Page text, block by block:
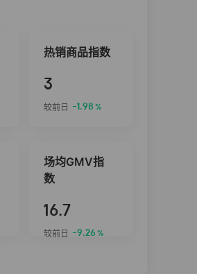
热销商品指数
3
较前日 -1.98 %
场均GMV指
数
16.7
较前日 -9.26 %